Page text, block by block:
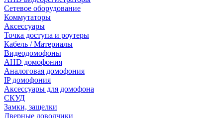
Сетевое оборудование
Коммутаторы
Аксессуары
Точка доступа и роутеры
Кабель / Материалы
Видеодомофоны
AHD домофония
Аналоговая домофония
IP домофония
Аксессуары для домофона
СКУД
Замки, защелки
Дверные доводчики